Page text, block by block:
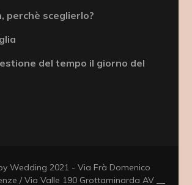
perchè sceglierlo?
del tempo il giorno del
Wedding 2021 - Via Frà Domenico
/ Via Valle 190 Grottaminarda AV __